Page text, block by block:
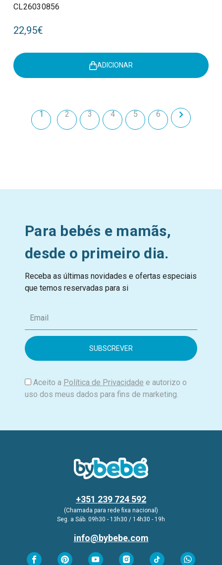
CL26030856
22,95€
ADICIONAR
1 2 3 4 5 6
Para bebés e mamãs,
desde o primeiro dia.
Receba as últimas novidades e ofertas especiais
que temos reservadas para si
m
i
Aceito a Política de Privacidade e autorizo o
uso dos meus dados para fins de marketing.
+351 239 724 592
(Chamada para rede fixa nacional)
Seg. a Sáb. 09h30 - 13h30 / 14h30 - 19h
info@bybebe.com